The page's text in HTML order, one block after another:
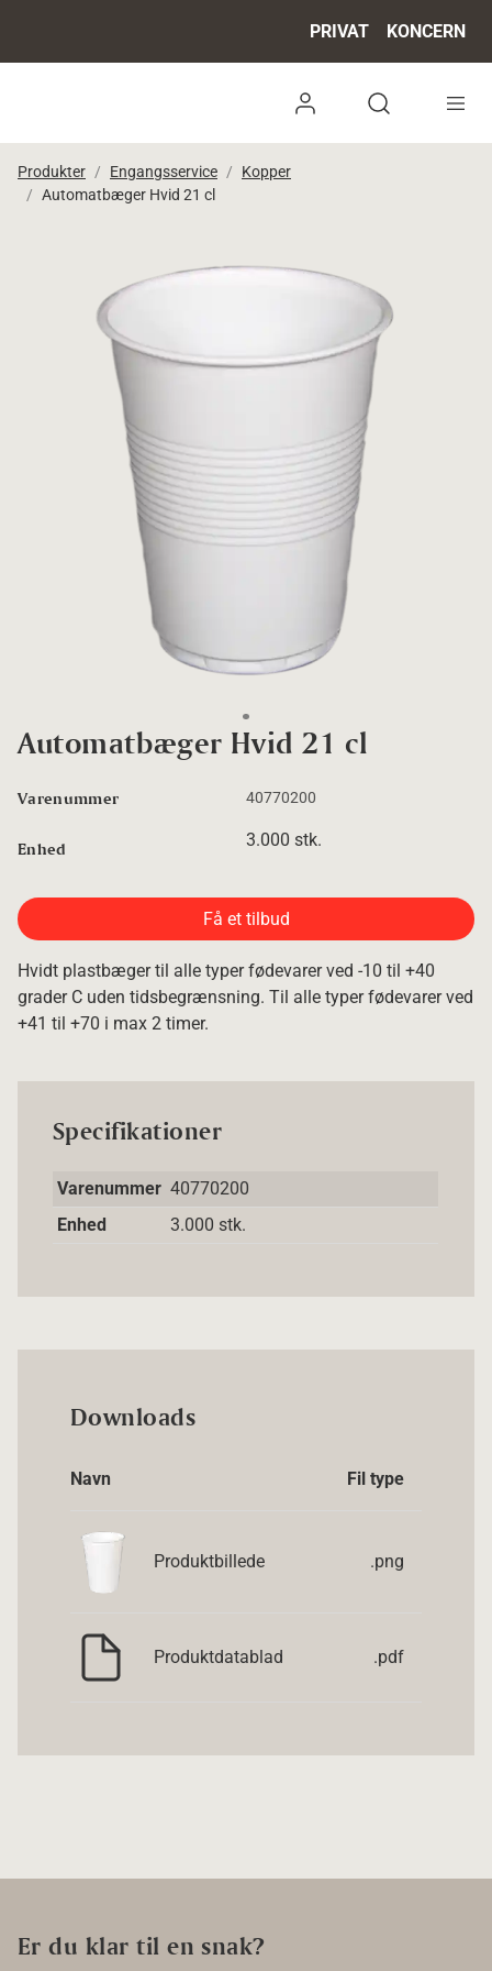
PRIVAT KONCERN
Log ind
Produkter Engangsservice
Kopper
Automatbæger Hvid 21 cl
Go to slide 1
Automatbæger Hvid 21 cl
Varenummer 40770200
Enhed 3.000 stk.
Få et tilbud
Hvidt plastbæger til alle typer fødevarer ved -10 til +40
grader C uden tidsbegrænsning. Til alle typer fødevarer ved
+41 til +70 i max 2 timer.
Specifikationer
Varenummer 40770200
Enhed
3.000 stk.
Downloads
Navn Fil type
Produktbillede .png
Produktdatablad .pdf
Er du klar til en snak?